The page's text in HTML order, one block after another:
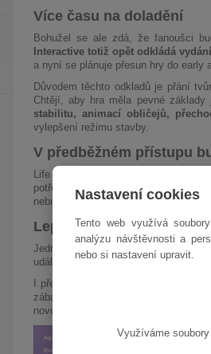
Nastavení cookies
Tento web využívá
analýzu návštěvnosti a
nebo si nastavení upravit.
Využíváme
Více času na doladění
Bohužel se ale zdá, že fanoušci
Interactive totiž opět odkládá
a nyní se plánuje přesun hry do early
Důvodem těchto odkladů je přání
Chtějí, aby hra měla pevné
stabilitu, animací obličejů,
vylepšení režimu stavby.
V předběžném přístupu
Life by You bude ve fázi
potřeba dalšího času na vylepšení
nebudou se objevovat závažné
Lepší a propracovanější
Jedním z hlavních lákadel Life by
událostí v herním světě. Tímto se
I přes odklady se vývojáři těší na
zábavný a plynulý zážitek, který
novou éru pro žánr simulace života a